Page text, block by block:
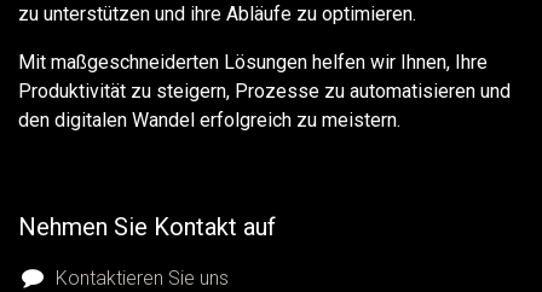
zu unterstützen und ihre Abläufe zu optimieren.
Mit maßgeschneiderten Lösungen helfen wir Ihnen, Ihre
Produktivität zu steigern, Prozesse zu automatisieren und
den digitalen Wandel erfolgreich zu meistern.
Nehmen Sie Kontakt auf
Kontaktieren Sie uns